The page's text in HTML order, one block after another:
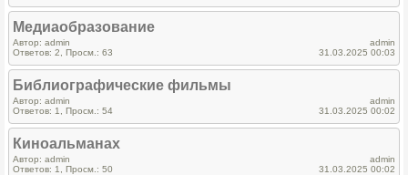
Медиаобразование
Автор: admin
Ответов: 2, Просм.: 63
admin
31.03.2025 00:03
Библиографические фильмы
Автор: admin
Ответов: 1, Просм.: 54
admin
31.03.2025 00:02
Киноальманах
Автор: admin
Ответов: 1, Просм.: 50
admin
31.03.2025 00:02